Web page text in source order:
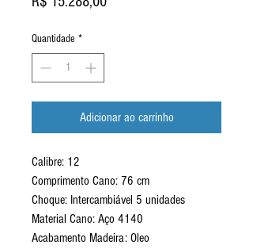
Quantidade *
Adicionar ao carrinho
Calibre: 12
Comprimento Cano: 76 cm
Choque: Intercambiável 5 unidades
Material Cano: Aço 4140
Acabamento Madeira: Oleo